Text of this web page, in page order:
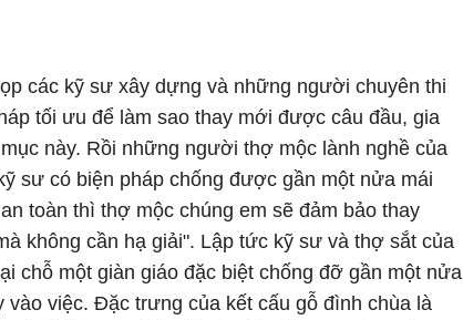
các kỹ sư xây dựng và những người chuyên thi
tối ưu để làm sao thay mới được câu đầu, gia
này. Rồi những người thợ mộc lành nghề của
sư có biện pháp chống được gần một nửa mái
toàn thì thợ mộc chúng em sẽ đảm bảo thay
không cần hạ giải". Lập tức kỹ sư và thợ sắt của
chỗ một giàn giáo đặc biệt chống đỡ gần một nửa
vào việc. Đặc trưng của kết cấu gỗ đình chùa là